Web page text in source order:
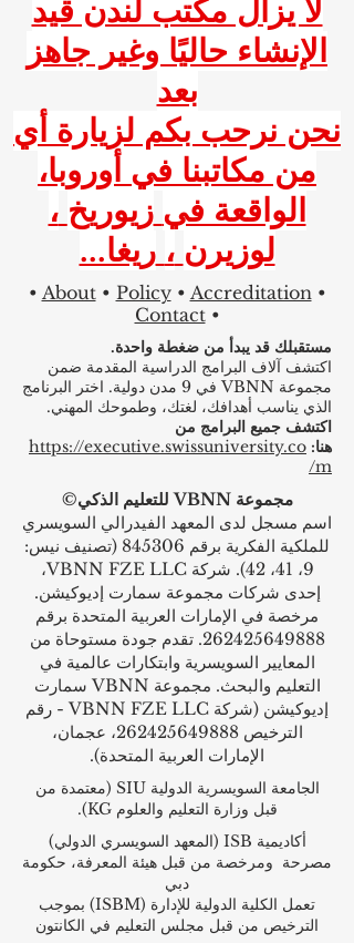
لا يزال مكتب لندن قيد
الإنشاء حاليًا وغير جاهز
بعد
نحن نرحب بكم لزيارة أي
من مكاتبنا في أوروبا،
الواقعة في زيوريخ ،
لوزيرن ، ريغا...
• About• Policy• Accreditation•
Contact•
مستقبلك قد يبدأ من ضغطة واحدة.
اكتشف آلاف البرامج الدراسية المقدمة ضمن
مجموعة VBNN في 9 مدن دولية. اختر البرنامج
الذي يناسب أهدافك، لغتك، وطموحك المهني.
اكتشف جميع البرامج من
هنا: https://executive.swissuniversity.co
m/
مجموعة VBNN للتعليم الذكي©
اسم مسجل لدى المعهد الفيدرالي السويسري
للملكية الفكرية برقم 845306 (تصنيف نيس:
9، 41، 42). شركة VBNN FZE LLC،
إحدى شركات مجموعة سمارت إديوكيشن.
مرخصة في الإمارات العربية المتحدة برقم
262425649888. تقدم جودة مستوحاة من
المعايير السويسرية وابتكارات عالمية في
التعليم والبحث. مجموعة VBNN سمارت
إديوكيشن (شركة VBNN FZE LLC - رقم
الترخيص262425649888، عجمان،
الإمارات العربية المتحدة).
الجامعة السويسرية الدوليةSIU
(معتمدة من
قبل وزارة التعليم والعلوم KG).
أكاديمية ISB (المعهد السويسري الدولي)
مصرحة ومرخصة من قبل هيئة المعرفة، حكومة
دبي
تعمل الكلية الدولية للإدارة (ISBM) بموجب
الترخيص من قبل مجلس التعليم في الكانتون